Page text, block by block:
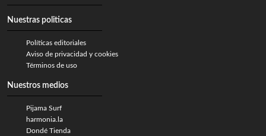
Nuestras politicas
Políticas editoriales
Aviso de privacidad y cookies
Términos de uso
Nuestros medios
Pijama Surf
harmonia.la
Dondé Tienda